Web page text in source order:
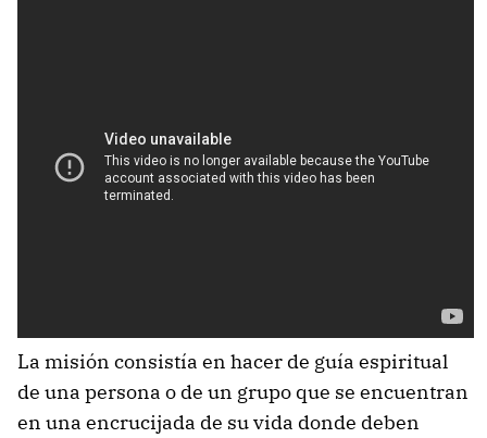
La misión consistía en hacer de guía espiritual
de una persona o de un grupo que se encuentran
en una encrucijada de su vida donde deben